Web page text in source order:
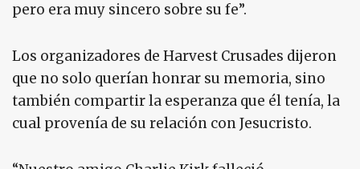
pero era muy sincero sobre su fe”.
Los organizadores de Harvest Crusades dijeron
que no solo querían honrar su memoria, sino
también compartir la esperanza que él tenía, la
cual provenía de su relación con Jesucristo.